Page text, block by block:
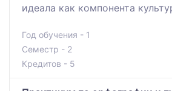
идеала как компонента
Год обучения - 1
Семестр - 2
Кредитов - 5